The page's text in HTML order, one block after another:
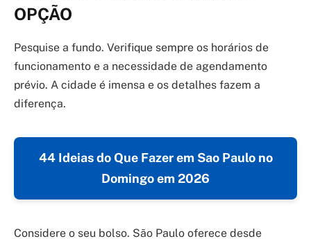
OPÇÃO
Pesquise a fundo. Verifique sempre os horários de
funcionamento e a necessidade de agendamento
prévio. A cidade é imensa e os detalhes fazem a
diferença.
44 Ideias do Que Fazer em Sao Paulo no
Domingo em 2026
Considere o seu bolso. São Paulo oferece desde